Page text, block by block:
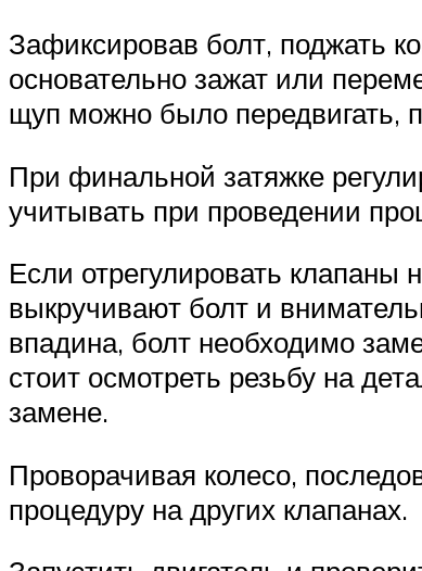
Зафиксировав болт, поджать
основательно зажат или
щуп можно было передвигать,
При финальной затяжке
учитывать при проведении
Если отрегулировать клапаны
выкручивают болт и
впадина, болт необходимо
стоит осмотреть резьбу на
замене.
Проворачивая колесо,
процедуру на других клапанах.